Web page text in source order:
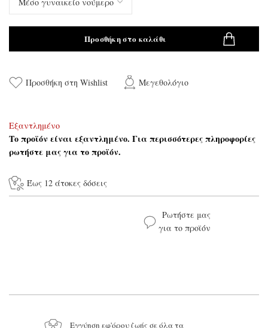
Προσθήκη στο καλάθι
Προσθήκη στη Wishlist Μεγεθολόγιο
Εξαντλημένο
Το προϊόν είναι εξαντλημένο. Για περισσότερες πληροφορίες
ρωτήστε μας για το προϊόν.
Έως 12 άτοκες δόσεις
Ρωτήστε μας
για το προϊόν
Εγγύηση εφ'όρου ζωής σε όλα τα